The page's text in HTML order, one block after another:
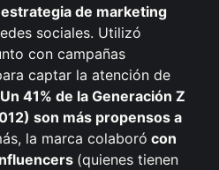
de marketing
sociales. Utilizó
con campañas
captar la atención de
Un 41% de la Generación Z
son más propensos a
la marca colaboró con
(quienes tienen